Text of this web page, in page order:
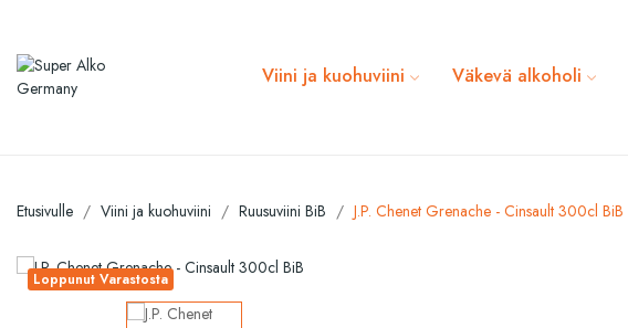
Viini ja kuohuviini Väkevä alkoholi
Etusivulle Viini ja kuohuviini Ruusuviini BiB J.P. Chenet Grenache - Cinsault 300cl BiB
Loppunut Varastosta